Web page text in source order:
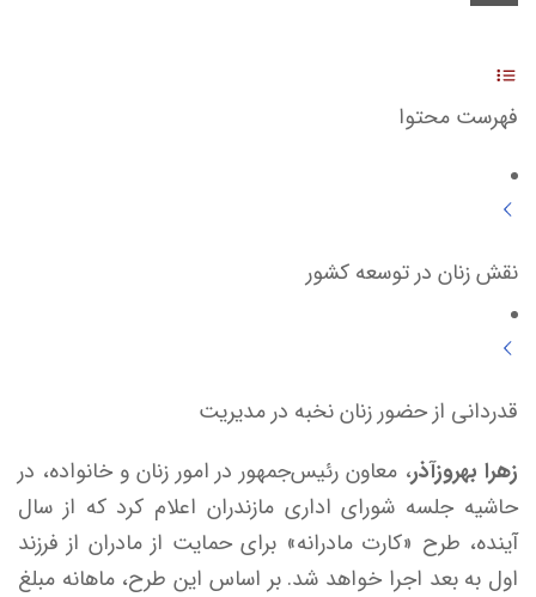
فهرست محتوا
نقش زنان در توسعه کشور
قدردانی از حضور زنان نخبه در مدیریت
زهرا بهروزآذر، معاون رئیس‌جمهور در امور زنان و خانواده، در
حاشیه جلسه شورای اداری مازندران اعلام کرد که از سال
آینده، طرح «کارت مادرانه» برای حمایت از مادران از فرزند
اول به بعد اجرا خواهد شد. بر اساس این طرح، ماهانه مبلغ